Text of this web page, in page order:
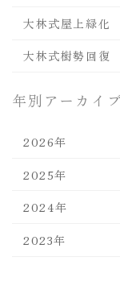
大林式屋上緑化
大林式樹勢回復
年別アーカイ
2026年
2025年
2024年
2023年